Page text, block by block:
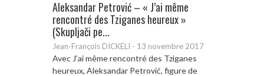
Aleksandar Petrović – « J’ai même
rencontré des Tziganes heureux »
(Skupljači pe...
Jean-François DICKELI - 13 novembre 2017
Avec J’ai même rencontré des Tziganes
heureux, Aleksandar Petrović, figure de